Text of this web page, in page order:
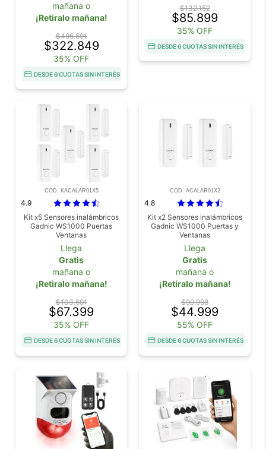
mañana o
¡Retiralo mañana!
$496.691
$322.849
35% OFF
DESDE 6 CUOTAS SIN INTERÉS
$132.152
$85.899
35% OFF
DESDE 6 CUOTAS SIN INTERÉS
COD. KACALAR01X5
4.9
Kit x5 Sensores inalámbricos
Gadnic WS1000 Puertas
Ventanas
Llega
Gratis
mañana o
¡Retiralo mañana!
$103.691
$67.399
35% OFF
DESDE 6 CUOTAS SIN INTERÉS
COD. ACALAR01X2
4.8
Kit x2 Sensores inalámbricos
Gadnic WS1000 Puertas y
Ventanas
Llega
Gratis
mañana o
¡Retiralo mañana!
$99.998
$44.999
55% OFF
DESDE 6 CUOTAS SIN INTERÉS